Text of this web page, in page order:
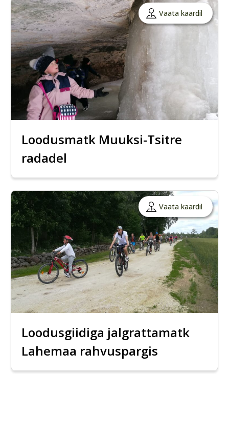
Vaata kaardil
Loodusmatk Muuksi-Tsitre
radadel
Vaata kaardil
Loodusgiidiga jalgrattamatk
Lahemaa rahvuspargis